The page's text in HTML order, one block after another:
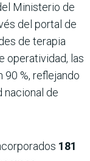
Ministerio de
del portal de
de terapia
operatividad, las
90 %, reflejando
nacional de
181